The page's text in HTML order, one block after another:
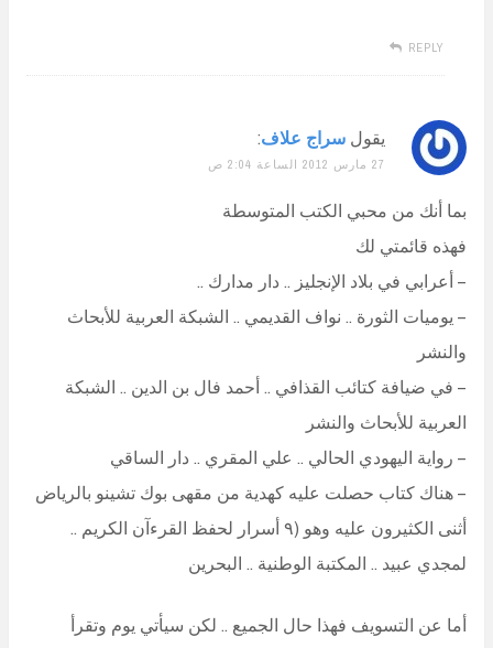
REPLY
يقول سراج علاف:
27 مارس 2012 الساعة 2:04 ص
بما أنك من محبي الكتب المتوسطة
فهذه قائمتي لك
– أعرابي في بلاد الإنجليز .. دار مدارك ..
– يوميات الثورة .. نواف القديمي .. الشبكة العربية للأبحاث
والنشر
– في ضيافة كتائب القذافي .. أحمد فال بن الدين .. الشبكة
العربية للأبحاث والنشر
– رواية اليهودي الحالي .. علي المقري .. دار الساقي
– هناك كتاب حصلت عليه كهدية من مقهى بوك تشينو بالرياض
أثنى الكثيرون عليه وهو (٩ أسرار لحفظ القرءآن الكريم ..
لمجدي عبيد .. المكتبة الوطنية .. البحرين
أما عن التسويف فهذا حال الجميع .. لكن سيأتي يوم وتقرأ